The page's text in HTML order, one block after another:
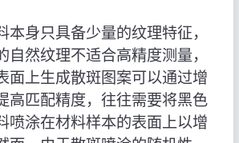
本身只具备少量的纹理特征，
自然纹理不适合高精度测量，
面上生成散斑图案可以通过增
高匹配精度，往往需要将黑色
喷涂在材料样本的表面上以增